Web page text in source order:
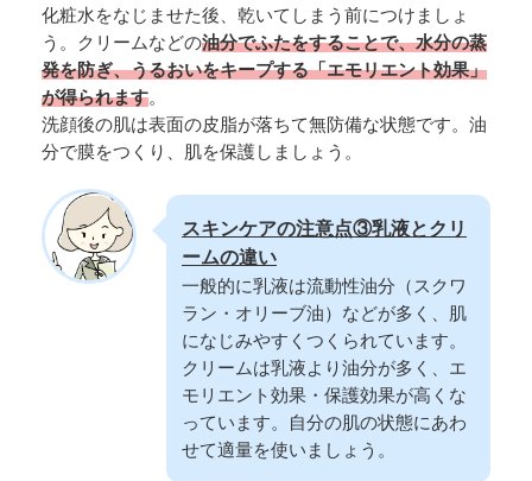
化粧水をなじませた後、乾いてしまう前につけましょ
う。クリームなどの油分でふたをすることで、水分の蒸
発を防ぎ、うるおいをキープする「エモリエント効果」
が得られます。
洗顔後の肌は表面の皮脂が落ちて無防備な状態です。油
分で膜をつくり、肌を保護しましょう。
スキンケアの注意点③乳液とクリ
ームの違い
一般的に乳液は流動性油分（スクワ
ラン・オリーブ油）などが多く、肌
になじみやすくつくられています。
クリームは乳液より油分が多く、エ
モリエント効果・保護効果が高くな
っています。自分の肌の状態にあわ
せて適量を使いましょう。